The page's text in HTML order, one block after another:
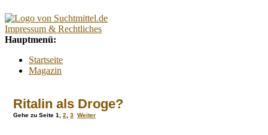
Ritalin als Droge?
Gehe zu Seite 1 2 3 Weiter
Impressum & Rechtliches
Hauptmenü:
Startseite
Magazin
Lexikon
Kontakt